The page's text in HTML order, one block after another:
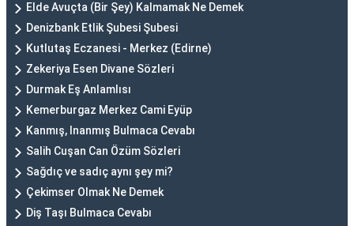
Elde Avuçta (Bir Şey) Kalmamak Ne Demek
Denizbank Etlik Şubesi Şubesi
Kutlutaş Eczanesi - Merkez (Edirne)
Zekeriya Esen Divane Sözleri
Durmak Eş Anlamlısı
Kemerburgaz Merkez Cami Eyüp
Kanmış, Inanmış Bulmaca Cevabı
Salih Cuşan Can Özüm Sözleri
Sağdıç ve sadıç aynı şey mi?
Çekimser Olmak Ne Demek
Diş Taşı Bulmaca Cevabı